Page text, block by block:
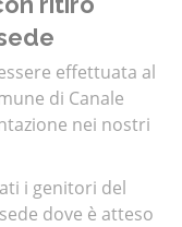
effettuata al
di Canale
nei nostri
i genitori del
dove è atteso